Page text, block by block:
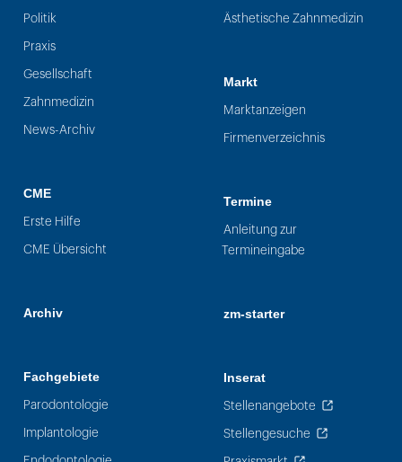
Politik
Praxis
Gesellschaft
Zahnmedizin
News-Archiv
CME
Erste Hilfe
CME Übersicht
Archiv
Fachgebiete
Parodontologie
Implantologie
Ästhetische Zahnmedizin
Markt
Marktanzeigen
Firmenverzeichnis
Termine
Anleitung zur
Termineingabe
zm-starter
Inserat
Stellenangebote
Stellengesuche